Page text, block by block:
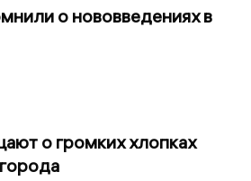
о нововведениях в
о громких хлопках